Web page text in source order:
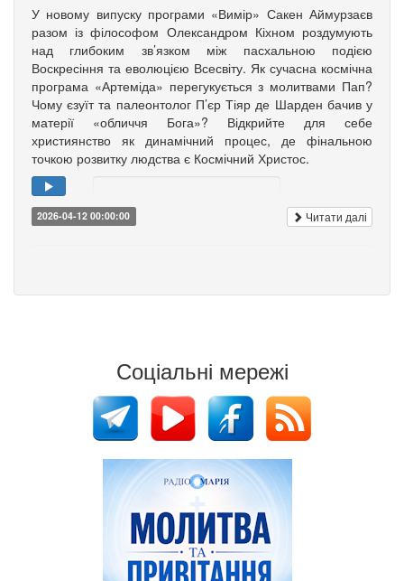
У новому випуску програми «Вимір» Сакен Аймурзаєв
разом із філософом Олександром Кіхном роздумують
над глибоким зв’язком між пасхальною подією
Воскресіння та еволюцією Всесвіту. Як сучасна космічна
програма «Артеміда» перегукується з молитвами Пап?
Чому єзуїт та палеонтолог П’єр Тіяр де Шарден бачив у
матерії «обличчя Бога»? Відкрийте для себе
християнство як динамічний процес, де фінальною
точкою розвитку людства є Космічний Христос.
2026-04-12 00:00:00 Читати далі
Соціальні мережі